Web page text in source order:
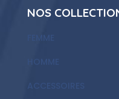
NOS
FEMME
HOMME
ACCESSOIRES